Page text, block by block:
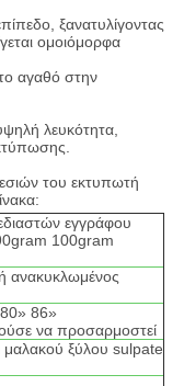
ξανατυλίγοντας
ομοιόμορφα
αγαθό στην
λευκότητα,
του εκτυπωτή
εγγράφου
100gram
ανακυκλωμένος
86»
να προσαρμοστεί
μαλακού ξύλου sulpate